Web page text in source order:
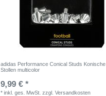
adidas Performance Conical Studs Konische
Stollen multicolor
9,99 € *
*inkl. ges. MwSt. zzgl.Versandkosten